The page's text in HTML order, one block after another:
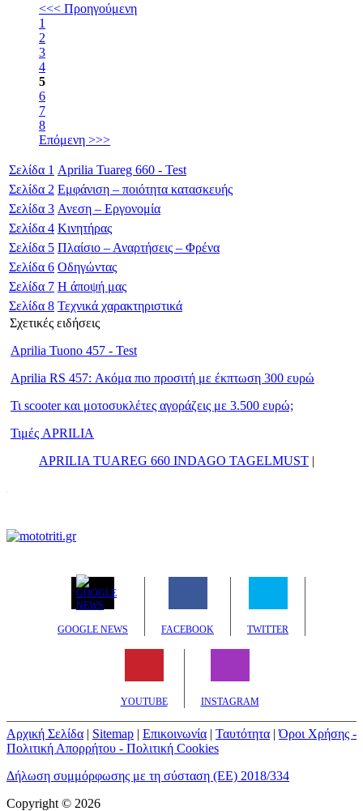
<<< Προηγούμενη
1
2
3
4
5
6
7
8
Επόμενη >>>
Σελίδα 1 Aprilia Tuareg 660 - Test
Σελίδα 2 Εμφάνιση – ποιότητα κατασκευής
Σελίδα 3 Ανεση – Εργονομία
Σελίδα 4 Κινητήρας
Σελίδα 5 Πλαίσιο – Αναρτήσεις – Φρένα
Σελίδα 6 Οδηγώντας
Σελίδα 7 Η άποψή μας
Σελίδα 8 Τεχνικά χαρακτηριστικά
Σχετικές ειδήσεις
Aprilia Tuono 457 - Test
Aprilia RS 457: Ακόμα πιο προσιτή με έκπτωση 300 ευρώ
Τι scooter και μοτοσυκλέτες αγοράζεις με 3.500 ευρώ;
Τιμές APRILIA
APRILIA TUAREG 660 INDAGO TAGELMUST |
GOOGLE NEWS FACEBOOK TWITTER
YOUTUBE INSTAGRAM
Αρχική Σελίδα | Sitemap | Επικοινωνία | Ταυτότητα |Όροι Χρήσης -
Πολιτική Απορρήτου - Πολιτική Cookies
Δήλωση συμμόρφωσης με τη σύσταση (ΕΕ) 2018/334
Copyright © 2026